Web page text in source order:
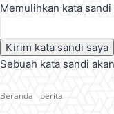
Memulihkan kata sandi
Sebuah kata sandi
Beranda berita